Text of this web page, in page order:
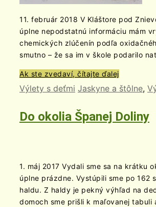
11. február 2018 V Kláštore pod
úplne nepodstatnú informáciu mám
chemických zlúčenín podľa
smutno – že sa im v škole podarilo
Ak ste zvedaví, čítajte ďalej
Výlety s deťmi Jaskyne a štôlne,
Do okolia Španej Doliny
1. máj 2017 Vydali sme sa na krátku
úplne prázdne. Vystúpili sme po 162
haldu. Z haldy je pekný výhľad na
domoch sme prišli k maľovanej